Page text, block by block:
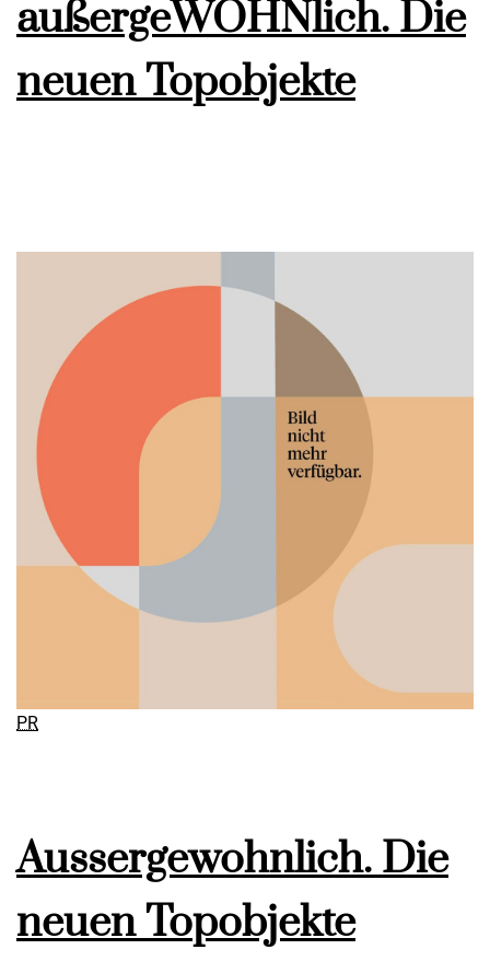
außergeWOHNlich. Die
neuen Topobjekte
PR
Aussergewohnlich. Die
neuen Topobjekte